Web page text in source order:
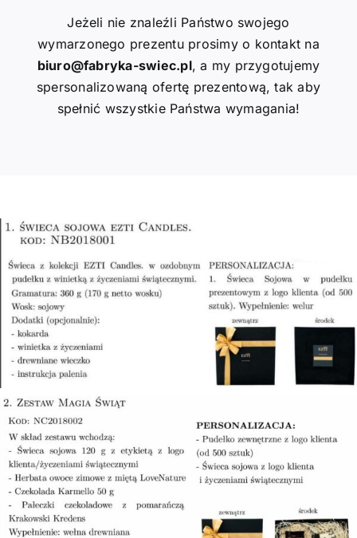
Jeżeli nie znaleźli Państwo swojego
wymarzonego prezentu prosimy o kontakt na
biuro@fabryka-swiec.pl, a my przygotujemy
spersonalizowaną ofertę prezentową, tak aby
spełnić wszystkie Państwa wymagania!